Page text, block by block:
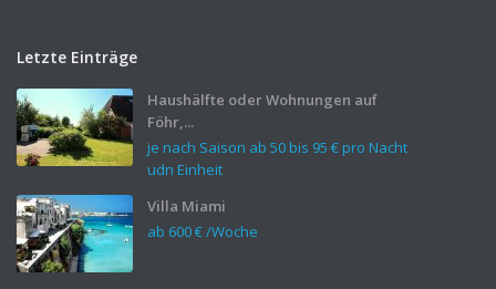
Letzte Einträge
Haushälfte oder Wohnungen auf
Föhr,...
je nach Saison ab 50 bis 95 € pro Nacht
udn Einheit
Villa Miami
ab 600 €/Woche